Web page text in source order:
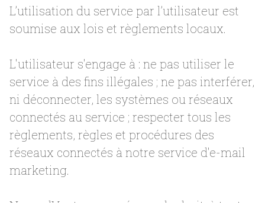
L’utilisation du service par l’utilisateur est
soumise aux lois et règlements locaux.
L'utilisateur s'engage à : ne pas utiliser le
service à des fins illégales ; ne pas interférer,
ni déconnecter, les systèmes ou réseaux
connectés au service ; respecter tous les
règlements, règles et procédures des
réseaux connectés à notre service d'e-mail
marketing.